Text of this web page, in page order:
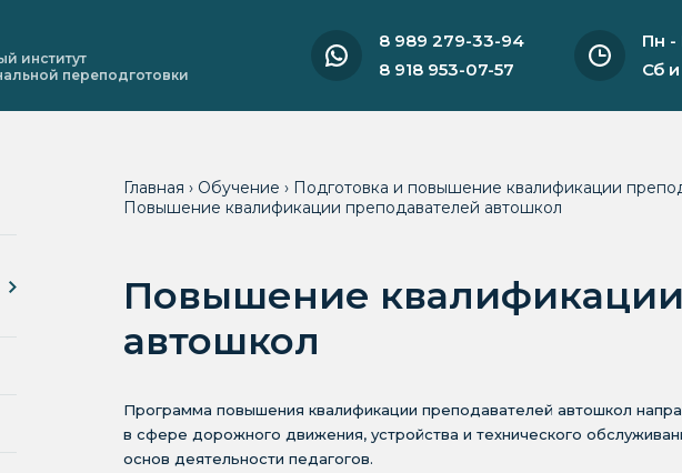
институт
переподготовки
8 989 279-33-94
8 918 953-07-57
Пн -
Сб
Главная › Обучение › Подготовка и повышение квалификации
Повышение квалификации преподавателей автошкол
Повышение
автошкол
Программа повышения квалификации преподавателей автошкол
в сфере дорожного движения, устройства и технического
основ деятельности педагогов.